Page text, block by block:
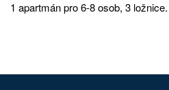
1 apartmán pro 6-8 osob, 3 ložnice.